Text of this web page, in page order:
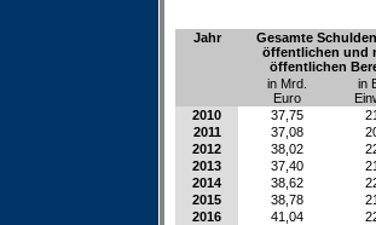
Jahr
Gesamte
öffentlichen und
öffentlichen
in Mrd.
Euro
in
2010
37,75
2011
37,08
2012
38,02
2013
37,40
2014
38,62
2015
38,78
2016
41,04